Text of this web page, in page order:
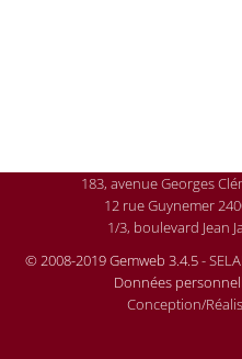
183, avenue Georges
12 rue Guynemer
1/3, boulevard Jean
© 2008-2019 Gemweb 3.4.5-
Données
Conception/